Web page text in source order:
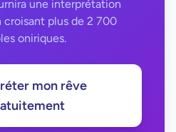
une interprétation
croisant plus de 2 700
oniriques.
mon rêve